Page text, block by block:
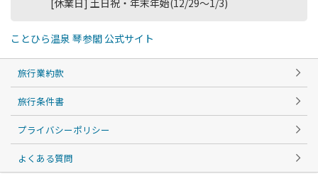
ことひら温泉 琴参閣 公式サイト
旅行業約款
旅行条件書
プライバシーポリシー
よくある質問